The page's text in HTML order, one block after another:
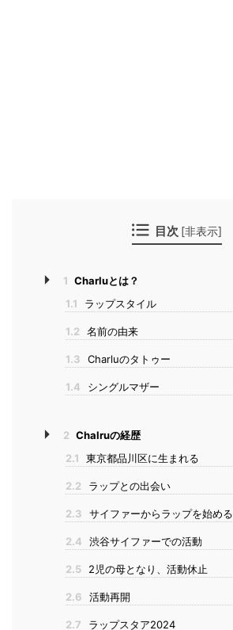
目次 [非表示]
1 Charluとは？
1.1
ラップスタイル
1.2 名前の由来
1.3 Charluのタトゥー
1.4 シングルマザー
2 Chalruの経歴
2.1
東京都品川区に生まれる
2.2 ラップとの出会い
2.3 サイファーからラップを始める
2.4 渋谷サイファーでの活動
2.5 2児の母となり、活動休止
2.6 活動再開
2.7 ラップスタア2024